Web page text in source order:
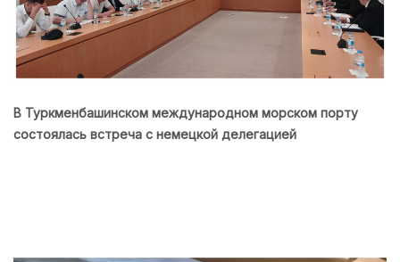
В Туркменбашинском международном морском порту
состоялась встреча с немецкой делегацией